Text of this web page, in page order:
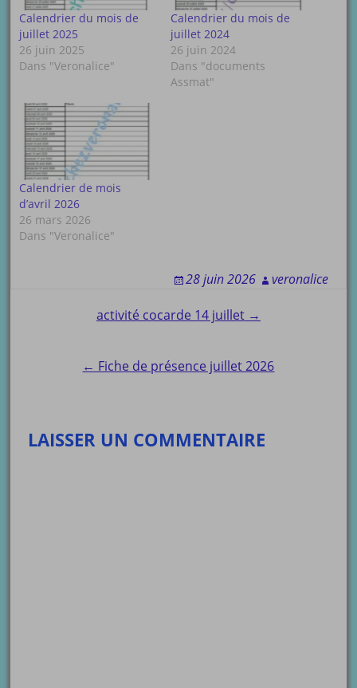
Calendrier du mois de
juillet 2025
26 juin 2025
Dans "Veronalice"
Calendrier du mois de
juillet 2024
26 juin 2024
Dans "documents
Assmat"
Calendrier de mois
d’avril 2026
26 mars 2026
Dans "Veronalice"
28 juin 2026 veronalice
navigation
activité cocarde 14 juillet →
← Fiche de présence juillet 2026
LAISSER UN COMMENTAIRE